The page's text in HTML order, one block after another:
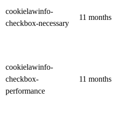
cookielawinfo-
checkbox-necessary
11 months
cookielawinfo-
checkbox-
performance
11 months